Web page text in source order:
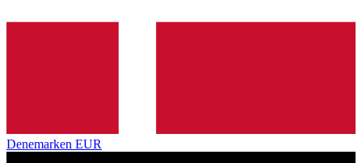
Denemarken EUR